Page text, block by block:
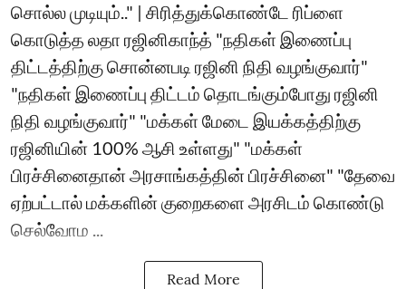
சொல்ல முடியும்.." | சிரித்துக்கொண்டே ரிப்ளை
கொடுத்த லதா ரஜினிகாந்த் "நதிகள் இணைப்பு
திட்டத்திற்கு சொன்னபடி ரஜினி நிதி வழங்குவார்"
"நதிகள் இணைப்பு திட்டம் தொடங்கும்போது ரஜினி
நிதி வழங்குவார்" "மக்கள் மேடை இயக்கத்திற்கு
ரஜினியின் 100% ஆசி உள்ளது" "மக்கள்
பிரச்சினைதான் அரசாங்கத்தின் பிரச்சினை" "தேவை
ஏற்பட்டால் மக்களின் குறைகளை அரசிடம் கொண்டு
செல்வோம ...
Read More